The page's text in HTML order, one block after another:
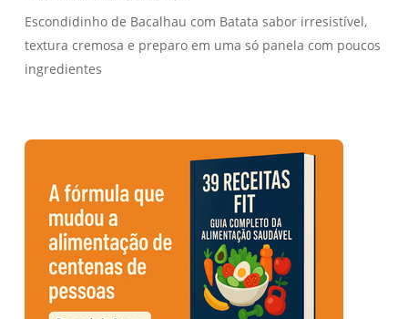
Escondidinho de Bacalhau com Batata sabor irresistível,
textura cremosa e preparo em uma só panela com poucos
ingredientes